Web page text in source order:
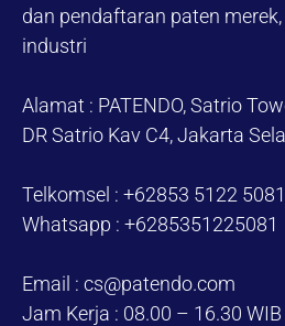
dan pendaftaran paten
industri
Alamat : PATENDO, Satrio
DR Satrio Kav C4, Jakarta
Telkomsel : +62853 5122 5081
Whatsapp : +6285351225081
Email : cs@patendo.com
Jam Kerja : 08.00 – 16.30 WIB